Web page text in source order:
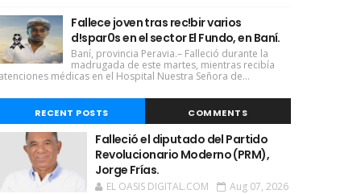
Fallece joven tras rec!bir varios
d!spar0s en el sector El Fundo, en Baní.
Baní, provincia Peravia.– Falleció durante la
madrugada de este martes, mientras recibía
médicas en el Hospital Nuestra Señora de...
RECENT POSTS COMMENTS
Falleció el diputado del Partido
Revolucionario Moderno (PRM),
Jorge Frías.
EL OASIS DIGITAL.COM Aug 07, 2026